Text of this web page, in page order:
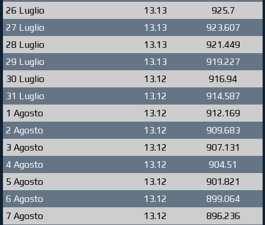
26 Luglio
13.13
925.7
27 Luglio
13.13
923.607
28 Luglio
13.13
921.449
29 Luglio
13.13
919.227
30 Luglio
13.12
916.94
31 Luglio
13.12
914.587
1 Agosto
13.12
912.169
2 Agosto
13.12
909.683
3 Agosto
13.12
907.131
4 Agosto
13.12
904.51
5 Agosto
13.12
901.821
6 Agosto
13.12
899.064
7 Agosto
13.12
896.236